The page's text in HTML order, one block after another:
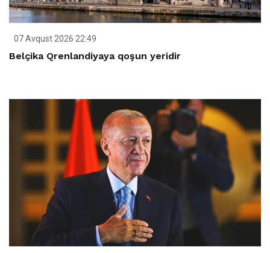
07 Avqust 2026 22:49
Belçika Qrenlandiyaya qoşun yeridir